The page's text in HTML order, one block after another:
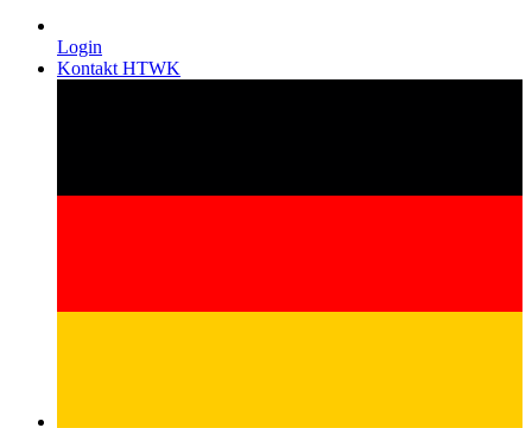
Login
Kontakt HTWK